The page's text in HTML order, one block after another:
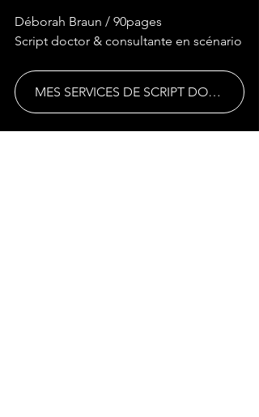
Déborah Braun / 90pages
Script doctor & consultante en scénario
MES SERVICES DE SCRIPT DOCTORING